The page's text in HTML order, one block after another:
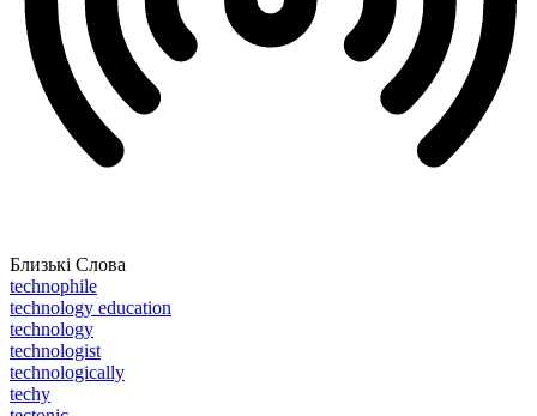
Близькі Слова
technophile
technology education
technology
technologist
technologically
techy